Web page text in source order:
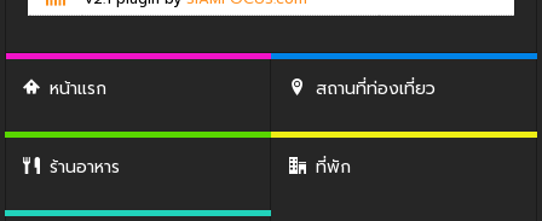
หน้าแรก สถานที่ท่องเที่ยว
ร้านอาหาร ที่พัก